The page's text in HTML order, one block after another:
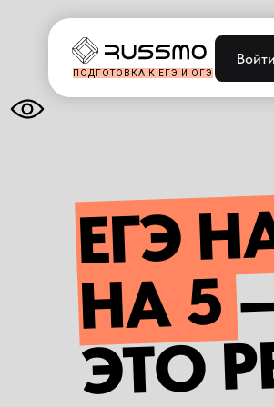
Войти
ПОДГОТОВКА К ЕГЭ И ОГЭ
ЕГЭ
НА 5
ЭТО